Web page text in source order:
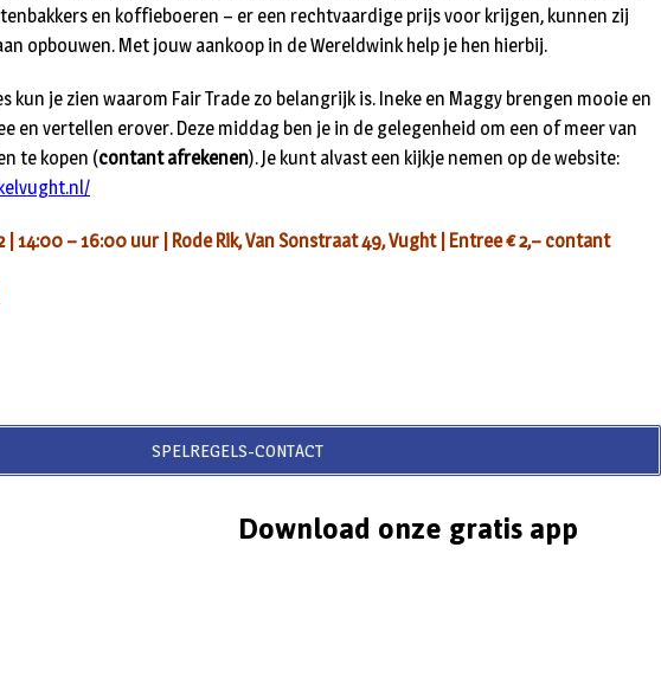
en koffieboeren – er een rechtvaardige prijs voor krijgen, kunnen zij
opbouwen. Met jouw aankoop in de Wereldwink help je hen hierbij.
kun je zien waarom Fair Trade zo belangrijk is. Ineke en Maggy brengen mooie en
en vertellen erover. Deze middag ben je in de gelegenheid om een of meer van
te kopen (contant afrekenen). Je kunt alvast een kijkje nemen op de website:
| 14:00 – 16:00 uur | Rode Rik, Van Sonstraat 49, Vught | Entree € 2,– contant
SPELREGELS-CONTACT
Download onze gratis app